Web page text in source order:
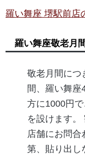
羅い舞座 堺駅前店
羅い舞座敬老月
敬老月間につ
間、羅い舞
方に1000円
を設けます。
店舗にお問合
第、貼り出